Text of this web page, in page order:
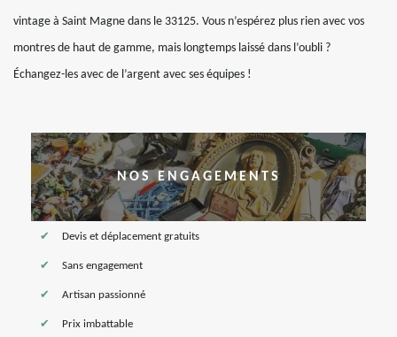
vintage à Saint Magne dans le 33125. Vous n’espérez plus rien avec vos
montres de haut de gamme, mais longtemps laissé dans l’oubli ?
Échangez-les avec de l’argent avec ses équipes !
NOS ENGAGEMENTS
Devis et déplacement gratuits
Sans engagement
Artisan passionné
Prix imbattable